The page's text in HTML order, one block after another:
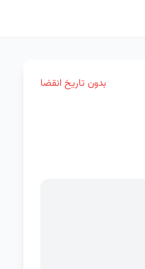
بدون تاریخ انقضا